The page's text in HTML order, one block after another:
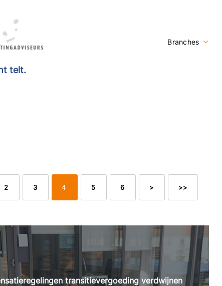
Branches
telt.
2 3 4 5 6 > >>
transitievergoeding verdwijnen